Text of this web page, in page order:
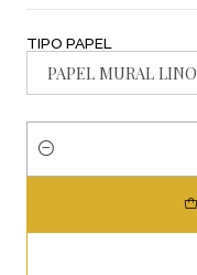
TIPO PAPEL
PAPEL MURAL LINO
Cantidad